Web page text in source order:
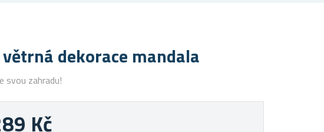
dekorace mandala
svou zahradu!
Kč